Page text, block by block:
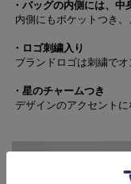
・バッグの内側には、
内側にもポケットつき
・ロゴ刺繍入り
ブランドロゴは刺繍でオ
・星のチャームつき
デザインのアクセント